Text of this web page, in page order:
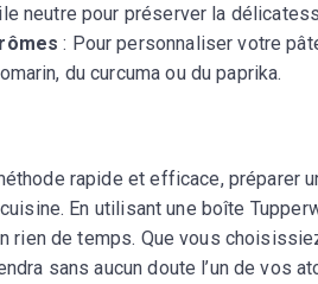
neutre pour préserver la
: Pour personnaliser votre
du curcuma ou du paprika.
rapide et efficace, préparer
En utilisant une boîte
rien de temps. Que vous
sans aucun doute l’un de vos